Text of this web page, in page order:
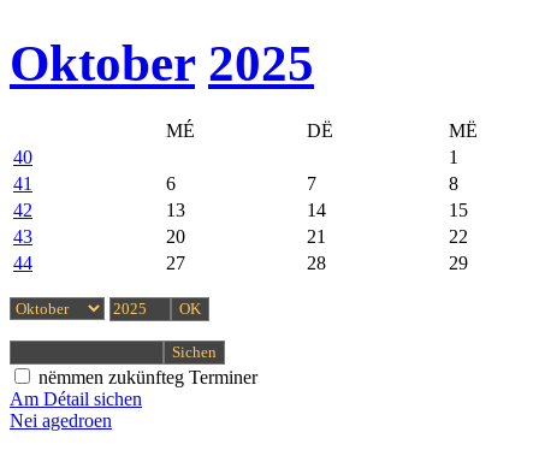
Oktober 2025
MÉ DË
MË
40
1
41
6 7
8
42
13 14
15
43
20 21
22
44
27 28 29
nëmmen zukünfteg Terminer
Am Détail sichen
Nei agedroen